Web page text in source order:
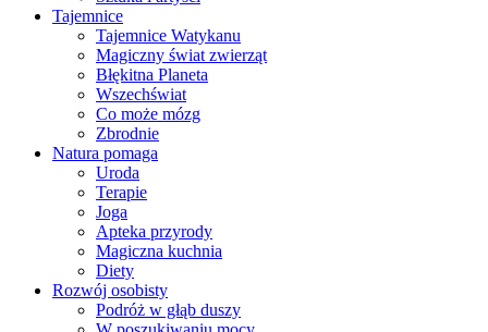
Tajemnice
Tajemnice Watykanu
Magiczny świat zwierząt
Błękitna Planeta
Wszechświat
Co może mózg
Zbrodnie
Natura pomaga
Uroda
Terapie
Joga
Apteka przyrody
Magiczna kuchnia
Diety
Rozwój osobisty
Podróż w głąb duszy